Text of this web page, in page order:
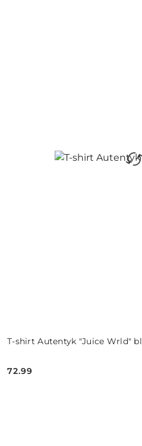
T-shirt Autentyk "Juice Wrld" bl
Cena:
72.99